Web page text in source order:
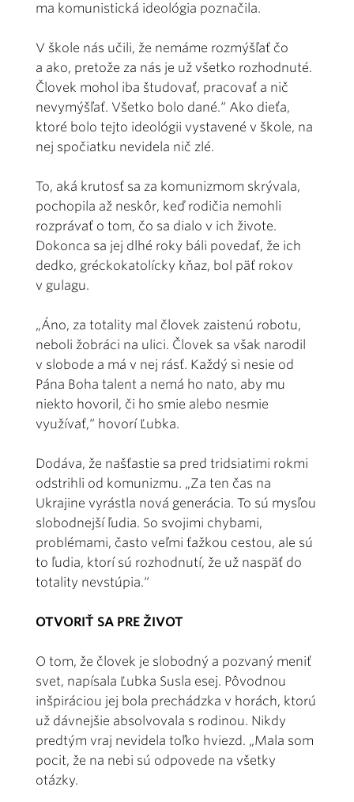
ma komunistická ideológia poznačila.
V škole nás učili, že nemáme rozmýšľať čo
a ako, pretože za nás je už všetko rozhodnuté.
Človek mohol iba študovať, pracovať a nič
nevymýšľať. Všetko bolo dané.“ Ako dieťa,
ktoré bolo tejto ideológii vystavené v škole, na
nej spočiatku nevidela nič zlé.
To, aká krutosť sa za komunizmom skrývala,
pochopila až neskôr, keď rodičia nemohli
rozprávať o tom, čo sa dialo v ich živote.
Dokonca sa jej dlhé roky báli povedať, že ich
dedko, gréckokatolícky kňaz, bol päť rokov
v gulagu.
„Áno, za totality mal človek zaistenú robotu,
neboli žobráci na ulici. Človek sa však narodil
v slobode a má v nej rásť. Každý si nesie od
Pána Boha talent a nemá ho nato, aby mu
niekto hovoril, či ho smie alebo nesmie
využívať,“ hovorí Ľubka.
Dodáva, že našťastie sa pred tridsiatimi rokmi
odstrihli od komunizmu. „Za ten čas na
Ukrajine vyrástla nová generácia. To sú mysľou
slobodnejší ľudia. So svojimi chybami,
problémami, často veľmi ťažkou cestou, ale sú
to ľudia, ktorí sú rozhodnutí, že už naspäť do
totality nevstúpia.“
OTVORIŤ SA PRE ŽIVOT
O tom, že človek je slobodný a pozvaný meniť
svet, napísala Ľubka Susla esej. Pôvodnou
inšpiráciou jej bola prechádzka v horách, ktorú
už dávnejšie absolvovala s rodinou. Nikdy
predtým vraj nevidela toľko hviezd. „Mala som
pocit, že na nebi sú odpovede na všetky
otázky.